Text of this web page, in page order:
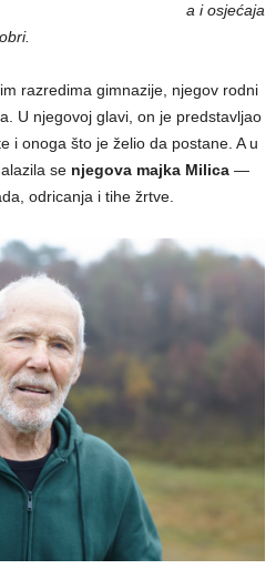
a i osjećaja
razredima gimnazije, njegov rodni
U njegovoj glavi, on je predstavljao
i onoga što je želio da postane. A u
se njegova majka Milica —
odricanja i tihe žrtve.